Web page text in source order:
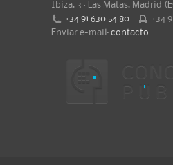
Ibiza, 3 · Las Matas, Madrid
+34 91 630 54 80 -
+34
Enviar e-mail: contacto